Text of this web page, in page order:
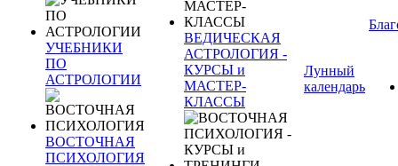
УЧЕБНИКИ
ПО
АСТРОЛОГИИ
ВОСТОЧНАЯ
ПСИХОЛОГИЯ
ВЕДИЧЕСКАЯ
АСТРОЛОГИЯ -
КУРСЫ и
МАСТЕР-
КЛАССЫ
Лунный
календарь